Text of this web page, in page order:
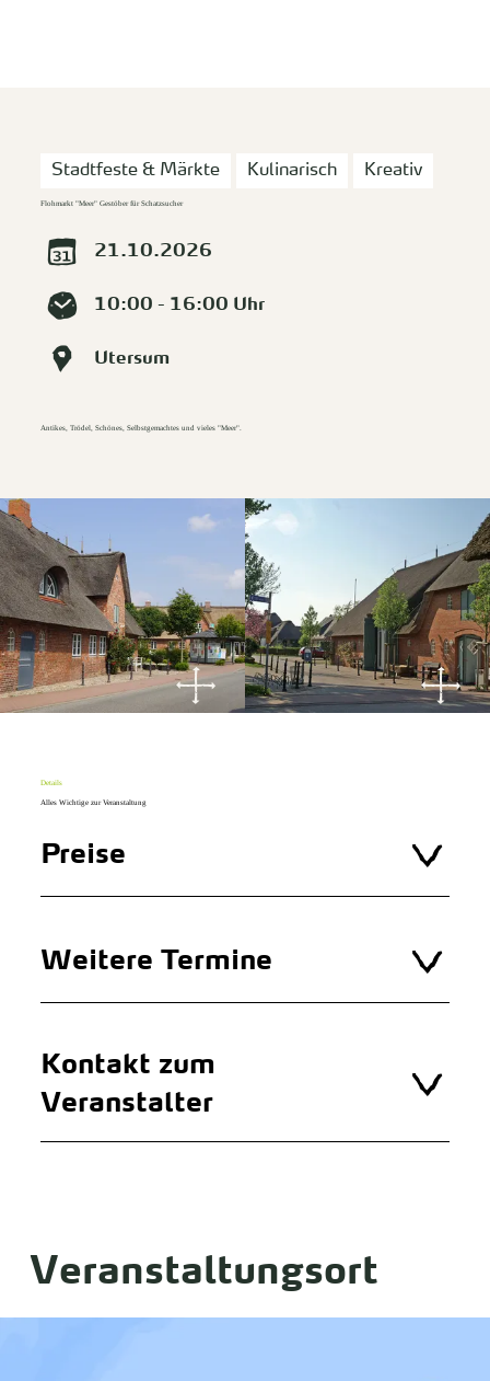
Stadtfeste & Märkte Kulinarisch Kreativ
Flohmarkt "Meer" Gestöber für Schatzsucher
21.10.2026
10:00 - 16:00 Uhr
Utersum
Antikes, Trödel, Schönes, Selbstgemachtes und vieles "Meer".
Details
Alles Wichtige zur Veranstaltung
Preise
Weitere Termine
Kontakt zum
Veranstalter
Veranstaltungsort